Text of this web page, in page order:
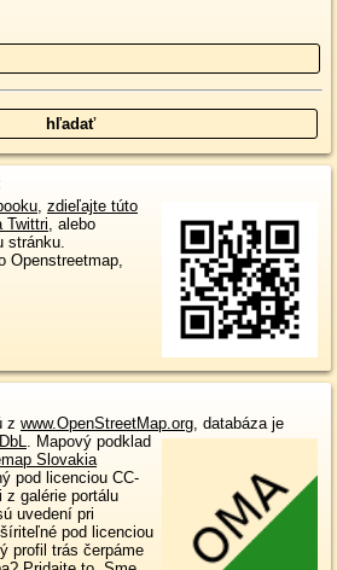
, zdieľajte túto
Twittri, alebo
stránku.
Openstreetmap,
z www.OpenStreetMap.org, databáza je
. Mapový podklad
Slovakia
pod licenciou CC-
z galérie portálu
uvedení pri
pod licenciou
profil trás čerpáme